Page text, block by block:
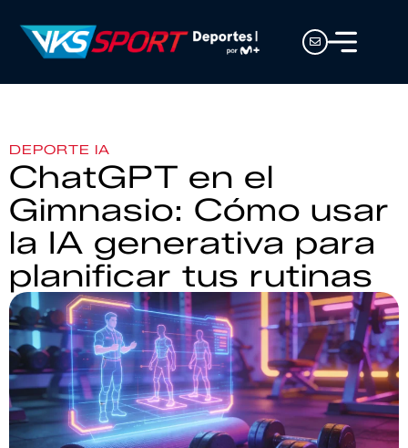
DEPORTE IA
ChatGPT en el
Gimnasio: Cómo usar
la IA generativa para
planificar tus rutinas